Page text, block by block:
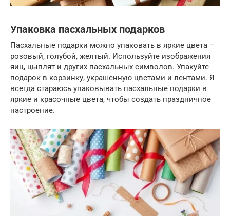
Упаковка пасхальных подарков
Пасхальные подарки можно упаковать в яркие цвета –
розовый, голубой, желтый. Используйте изображения
яиц, цыплят и других пасхальных символов. Упакуйте
подарок в корзинку, украшенную цветами и лентами. Я
всегда стараюсь упаковывать пасхальные подарки в
яркие и красочные цвета, чтобы создать праздничное
настроение.